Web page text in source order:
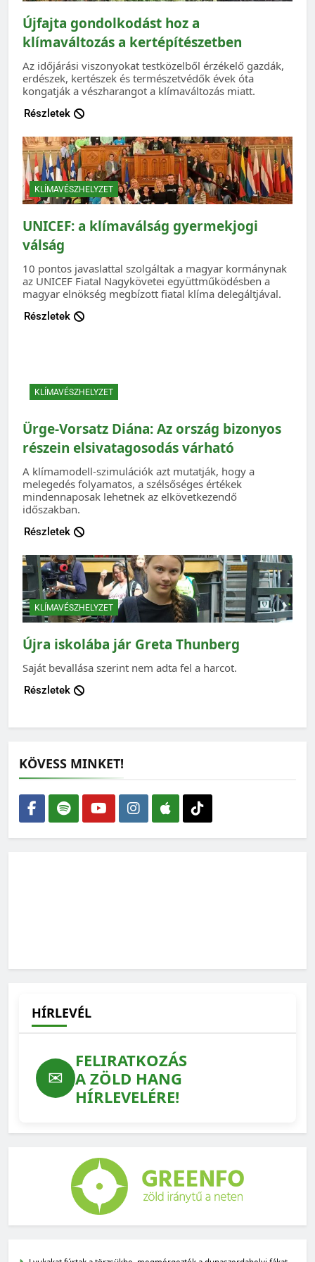
Újfajta gondolkodást hoz a
klímaváltozás a kertépítészetben
Az időjárási viszonyokat testközelből érzékelő gazdák,
erdészek, kertészek és természetvédők évek óta
kongatják a vészharangot a klímaváltozás miatt.
Részletek
KLÍMAVÉSZHELYZET
UNICEF: a klímaválság gyermekjogi
válság
10 pontos javaslattal szolgáltak a magyar kormánynak
az UNICEF Fiatal Nagykövetei együttműködésben a
magyar elnökség megbízott fiatal klíma delegáltjával.
Részletek
KLÍMAVÉSZHELYZET
Ürge-Vorsatz Diána: Az ország bizonyos
részein elsivatagosodás várható
A klímamodell-szimulációk azt mutatják, hogy a
melegedés folyamatos, a szélsőséges értékek
mindennaposak lehetnek az elkövetkezendő
időszakban.
Részletek
KLÍMAVÉSZHELYZET
Újra iskolába jár Greta Thunberg
Saját bevallása szerint nem adta fel a harcot.
Részletek
KÖVESS MINKET!
HÍRLEVÉL
✉
FELIRATKOZÁS
A ZÖLD HANG
HÍRLEVELÉRE!